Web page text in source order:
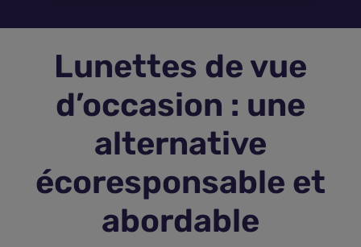
Assurance Animaux
Assurance vie
Plus d'assurances
Lunettes de vue
d’occasion : une
alternative
écoresponsable et
abordable